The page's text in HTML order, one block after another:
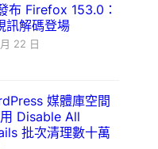
布 Firefox 153.0：
訊解碼登場
22 日
媒體庫空間
Disable All
批次清理數十萬